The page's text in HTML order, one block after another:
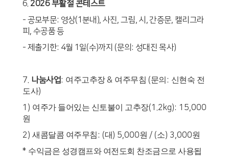
6. 2026부활절 콘테스트
- 공모부문: 영상(1분내 ), 사진,그림, 시 ,간증문, 캘리그라
피 ,수공품 등
- 제출기한: 4월 1 일(수)까지(문의 : 성대진 목사)
7. 나눔사업: 여주고추장 & 여주무침 (문의 : 신현숙 전
도사)
1) 여주가 들어있는 신토불이 고추장(1.2kg): 15,000
원
2) 새콤달콤 여주무침: (대) 5,000원 / (소) 3,000원
* 수익금은 성경캠프와 여전도회 찬조금으로 사용됩